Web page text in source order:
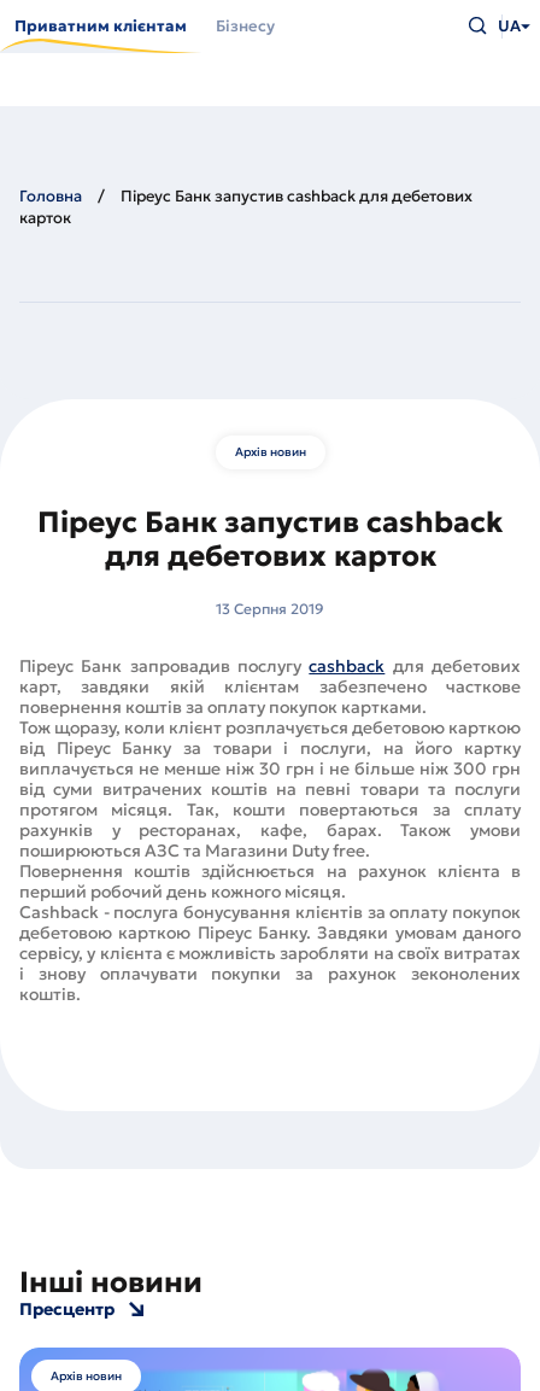
до
основного
Приватним клієнтам Бізнесу
що
UA
Головна
Піреус Банк запустив cashback для дебетових
карток
Архів новин
Піреус Банк запустив cashback
для дебетових карток
13 Серпня 2019
Піреус Банк запровадив послугуcashback для дебетових
карт, завдяки якій клієнтам забезпечено часткове
повернення коштів за оплату покупок картками.
Тож щоразу, коли клієнт розплачується дебетовою карткою
від Піреус Банку за товари і послуги, на його картку
виплачується не менше ніж 30 грн і не більше ніж 300 грн
від суми витрачених коштів на певні товари та послуги
протягом місяця. Так, кошти повертаються за сплату
рахунків у ресторанах, кафе, барах. Також умови
поширюються АЗС та Магазини Duty free.
Повернення коштів здійснюється на рахунок клієнта в
перший робочий день кожного місяця.
Cashback - послуга бонусування клієнтів за оплату покупок
дебетовою карткою Піреус Банку. Завдяки умовам даного
сервісу, у клієнта є можливість заробляти на своїх витратах
і знову оплачувати покупки за рахунок зеконолених
коштів.
Інші новини
Пресцентр
Архів новин